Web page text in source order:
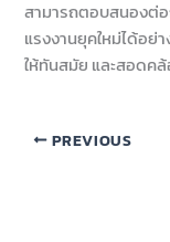
สามารถตอบสนองต่อ
แรงงานยุคใหม่ได้อ
ให้ทันสมัย และสอดค
PREVIOUS